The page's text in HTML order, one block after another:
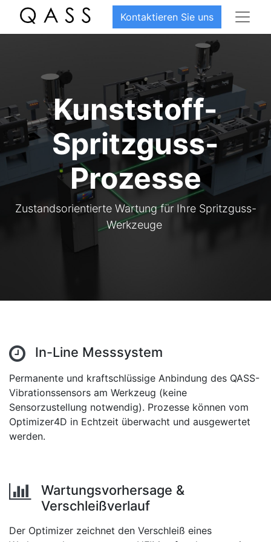
Kontaktieren Sie uns
Kunststoff-
Spritzguss-
Prozesse
Zustandsorientierte Wartung für Ihre Spritzguss-
Werkzeuge
In-Line Messsystem
Permanente und kraftschlüssige Anbindung des QASS-
Vibrationssensors am Werkzeug (keine
Sensorzustellung notwendig). Prozesse können vom
Optimizer4D in Echtzeit überwacht und ausgewertet
werden.
Wartungsvorhersage &
Verschleißverlauf
Der Optimizer zeichnet den Verschleiß eines